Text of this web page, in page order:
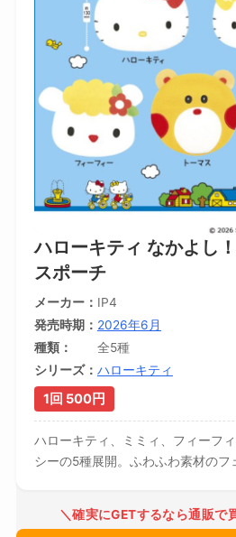
ハローキティ なかよし
スポーチ
メーカー
IP4
発売時期
2026年6月
種類
全5種
シリーズ
ハローキティ
1回 500円
ハローキティ、ミミィ、フィーフ
シーの5種展開。ふわふわ素材のフ
＼確実にGETするなら通販で